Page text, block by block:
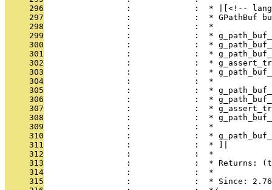
     296
:             :  * |[<!--
     297
:             :  * GPathBuf
     298
                 :             :  *
     299
:             :  *
     300
:             :  *
     301
:             :  *
     302
:             :  *
     303
:             :  *
     304
                 :             :  *
     305
:             :  *
     306
:             :  *
     307
:             :  *
     308
:             :  *
     309
                 :             :  *
     310
:             :  *
     311
                 :             :  * ]|
     312
                 :             :  *
     313
:             :  * Returns:
     314
                 :             :  *
     315
                 :             :  * Since: 2.76